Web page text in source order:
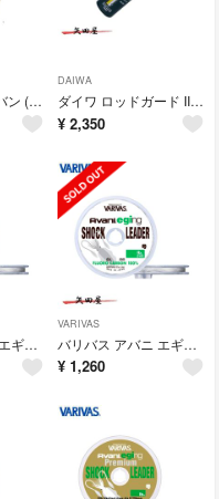
マルキュー デカバン (4276)
DAIWA
ダイワ ロッドガード II-１００ コーティング剤 (4095)
¥ 2,350
バリバス アバニ エギング ショックリーダー フロロカーボン 2.5号 (309
VARIVAS
バリバス アバニ エギング ショックリーダー フロロカーボン 2号 (5293)
¥ 1,260